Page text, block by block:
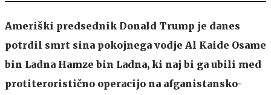
Ameriški predsednik Donald Trump je danes
potrdil smrt sina pokojnega vodje Al Kaide Osame
bin Ladna Hamze bin Ladna, ki naj bi ga ubili med
protiteroristično operacijo na afganistansko-